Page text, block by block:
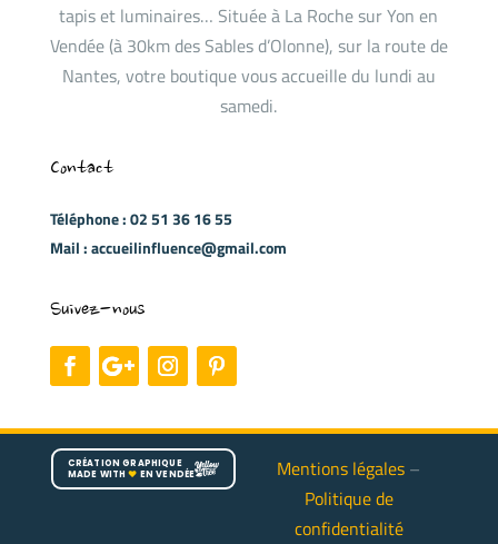
tapis et luminaires… Située à La Roche sur Yon en
Vendée (à 30km des Sables d’Olonne), sur la route de
Nantes, votre boutique vous accueille du lundi au
samedi.
Contact
Téléphone : 02 51 36 16 55
Mail : accueilinfluence@gmail.com
Suivez-nous
CRÉATION GRAPHIQUE
MADE WITH♥ EN VENDÉE Mentions légales –
Politique de
confidentialité